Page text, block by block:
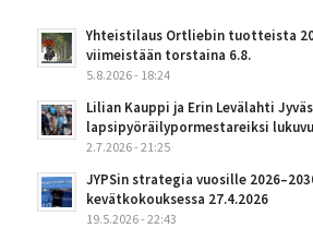
Yhteistilaus Ortliebin tuotteista
viimeistään torstaina 6.8.
5.8.2026 - 18:24
Lilian Kauppi ja Erin Levälahti
lapsipyöräilypormestareiksi
2.7.2026 - 21:25
JYPSin strategia vuosille
kevätkokouksessa 27.4.2026
19.5.2026 - 22:43